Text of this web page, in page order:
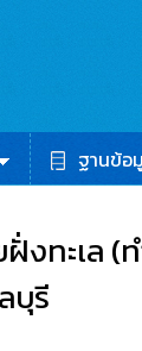
ฐานข้อ
ทะเล (
บุรี